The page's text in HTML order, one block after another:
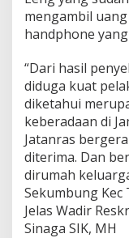
mengambil
handphone
“Dari hasil
diduga kuat
diketahui
keberadaan di
Jatanras
diterima. Dan
dirumah
Sekumbung Kec
Jelas Wadir
Sinaga SIK, MH